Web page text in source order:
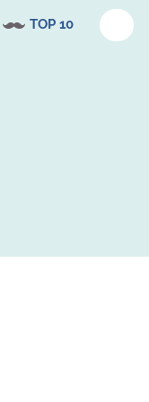
TOP 10